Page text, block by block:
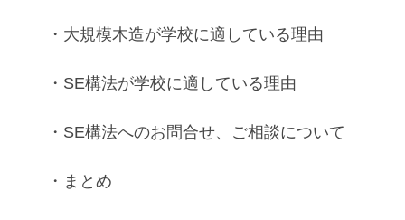
・ 大規模木造が学校に適している理由
・SE構法が学校に適している理由
・ SE構法へのお問合せ、ご相談について
・まとめ